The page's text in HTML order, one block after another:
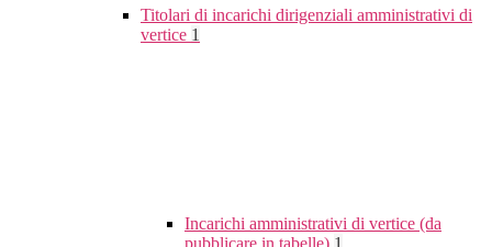
Titolari di incarichi dirigenziali amministrativi di
vertice 1
Incarichi amministrativi di vertice (da